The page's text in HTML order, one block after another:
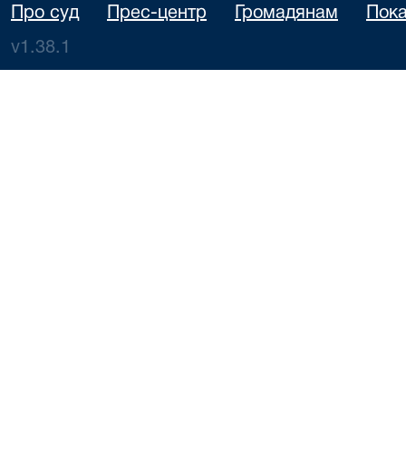
Про суд Прес-центр Громадянам
v1.38.1